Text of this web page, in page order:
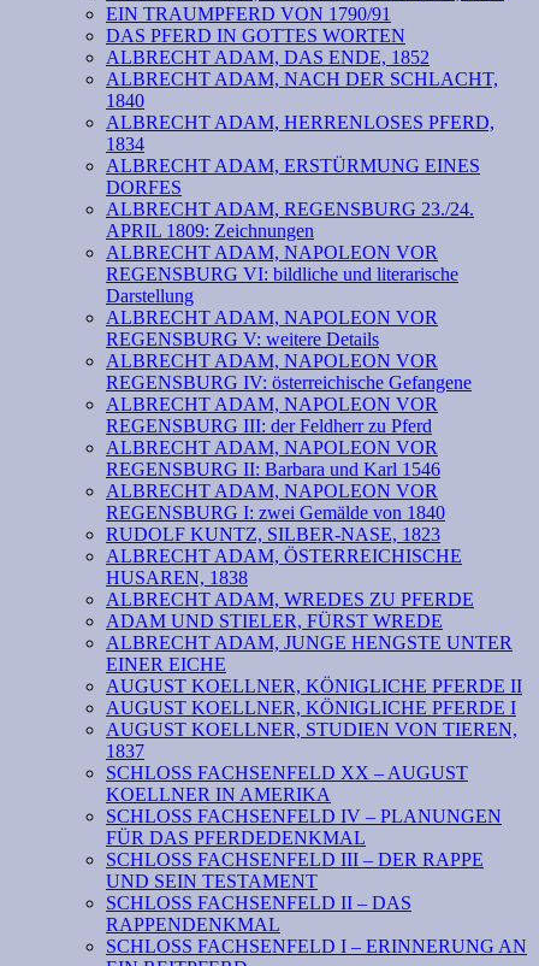
EIN TRAUMPFERD VON 1790/91
DAS PFERD IN GOTTES WORTEN
ALBRECHT ADAM, DAS ENDE, 1852
ALBRECHT ADAM, NACH DER SCHLACHT,
1840
ALBRECHT ADAM, HERRENLOSES PFERD,
1834
ALBRECHT ADAM, ERSTÜRMUNG EINES
DORFES
ALBRECHT ADAM, REGENSBURG 23./24.
APRIL 1809: Zeichnungen
ALBRECHT ADAM, NAPOLEON VOR
REGENSBURG VI: bildliche und literarische
Darstellung
ALBRECHT ADAM, NAPOLEON VOR
REGENSBURG V: weitere Details
ALBRECHT ADAM, NAPOLEON VOR
REGENSBURG IV: österreichische Gefangene
ALBRECHT ADAM, NAPOLEON VOR
REGENSBURG III: der Feldherr zu Pferd
ALBRECHT ADAM, NAPOLEON VOR
REGENSBURG II: Barbara und Karl 1546
ALBRECHT ADAM, NAPOLEON VOR
REGENSBURG I: zwei Gemälde von 1840
RUDOLF KUNTZ, SILBER-NASE, 1823
ALBRECHT ADAM, ÖSTERREICHISCHE
HUSAREN, 1838
ALBRECHT ADAM, WREDES ZU PFERDE
ADAM UND STIELER, FÜRST WREDE
ALBRECHT ADAM, JUNGE HENGSTE UNTER
EINER EICHE
AUGUST KOELLNER, KÖNIGLICHE PFERDE II
AUGUST KOELLNER, KÖNIGLICHE PFERDE I
AUGUST KOELLNER, STUDIEN VON TIEREN,
1837
SCHLOSS FACHSENFELD XX – AUGUST
KOELLNER IN AMERIKA
SCHLOSS FACHSENFELD IV – PLANUNGEN
FÜR DAS PFERDEDENKMAL
SCHLOSS FACHSENFELD III – DER RAPPE
UND SEIN TESTAMENT
SCHLOSS FACHSENFELD II – DAS
RAPPENDENKMAL
SCHLOSS FACHSENFELD I – ERINNERUNG AN